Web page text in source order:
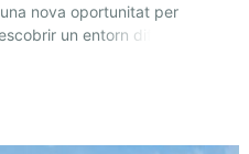
nova oportunitat per
un entorn diferent i